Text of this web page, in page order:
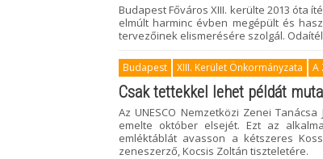
Budapest Főváros XIII. kerülte 2013 óta
elmúlt harminc évben megépült és
tervezőinek elismerésére szolgál.
Budapest XIII. Kerület Önkormányzata A
Csak tettekkel lehet példát
Az UNESCO Nemzetközi Zenei
emelte október elsejét. Ezt az
emléktáblát avasson a kétszeres
zeneszerző, Kocsis Zoltán tiszteletére.